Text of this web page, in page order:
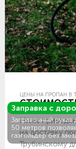
Заправка с
Заправочный рукав
50 метров
газгольдер без
ЦЕНЫ НА ПРОПАН В
Ниже
на доставку
Трубинскому